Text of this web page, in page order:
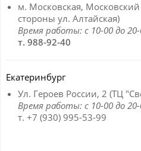
м. Московская,
стороны ул. Алтайская)
Время работы: с 10-00 до
т. 988-92-40
Екатеринбург
Ул. Героев России, 2 (ТЦ
Время работы: с 10-00 до
т. +7 (930) 995-53-99